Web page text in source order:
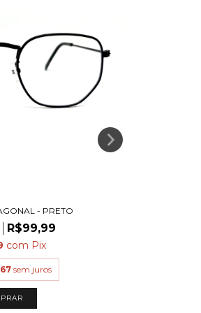
- PRETO
R$99,99
com Pix
sem juros